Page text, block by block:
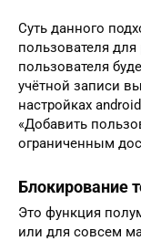
Суть данного
пользователя
пользователя
учётной записи
настройках
«Добавить
ограниченным
Блокирование
Это функция
или для совсем